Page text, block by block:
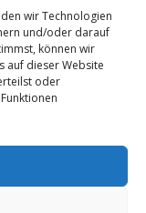
wir Technologien
und/oder darauf
können wir
auf dieser Website
oder